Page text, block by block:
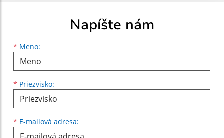
Napíšte nám
* Meno:
Meno
* Priezvisko:
Priezvisko
* E-mailová adresa:
E-mailová adresa